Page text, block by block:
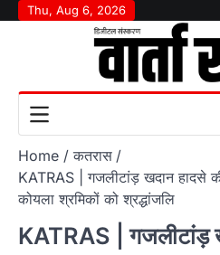
SkipThu, Aug 6, 2026
Home
कतरास
KATRAS | गजलीटांड़ खदान हादसे
कोयला श्रमिकों को श्रद्धांजलि
KATRAS | गजलीटांड़